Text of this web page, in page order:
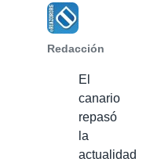
Redacción
El
canario
repasó
la
actualidad